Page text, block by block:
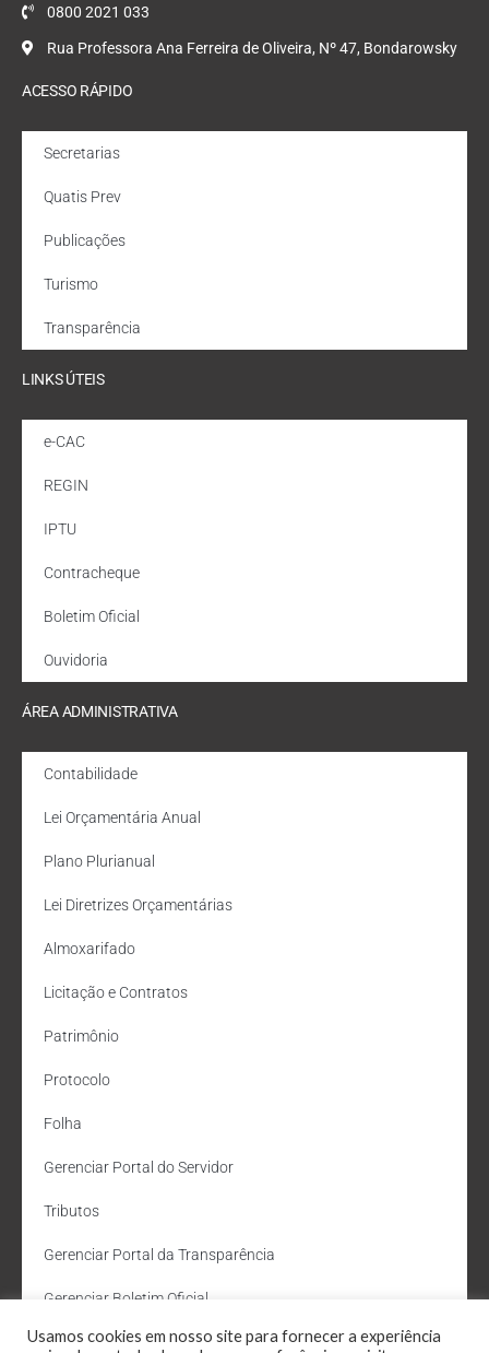
0800 2021 033
Rua Professora Ana Ferreira de Oliveira, Nº 47, Bondarowsky
ACESSO RÁPIDO
Secretarias
Quatis Prev
Publicações
Turismo
Transparência
LINKS ÚTEIS
e-CAC
REGIN
IPTU
Contracheque
Boletim Oficial
Ouvidoria
ÁREA ADMINISTRATIVA
Contabilidade
Lei Orçamentária Anual
Plano Plurianual
Lei Diretrizes Orçamentárias
Almoxarifado
Licitação e Contratos
Patrimônio
Protocolo
Folha
Gerenciar Portal do Servidor
Tributos
Gerenciar Portal da Transparência
Gerenciar Boletim Oficial
Departamento de Água e Esgoto
Usamos cookies em nosso site para fornecer a experiência